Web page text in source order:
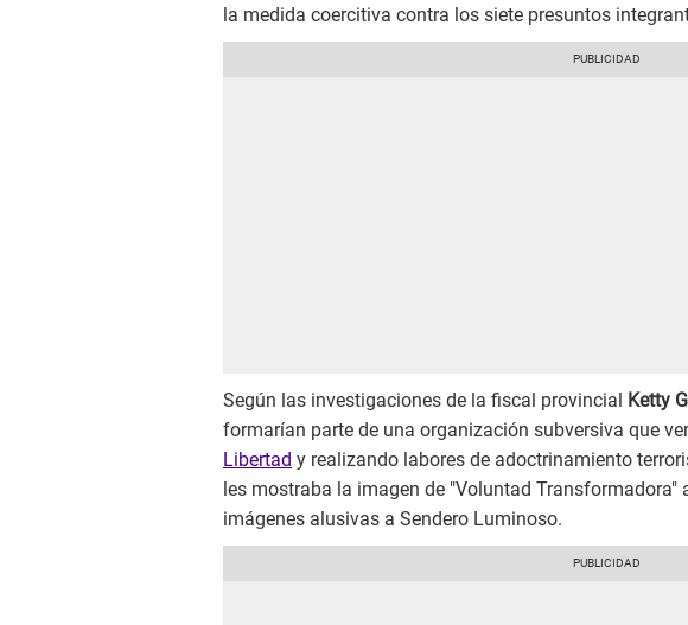
la medida coercitiva contra los siete presuntos
Según las investigaciones de la fiscal provincial Ketty
formarían parte de una organización subversiva que
Libertad y realizando labores de adoctrinamiento
les mostraba la imagen de "Voluntad Transformadora"
imágenes alusivas a Sendero Luminoso.